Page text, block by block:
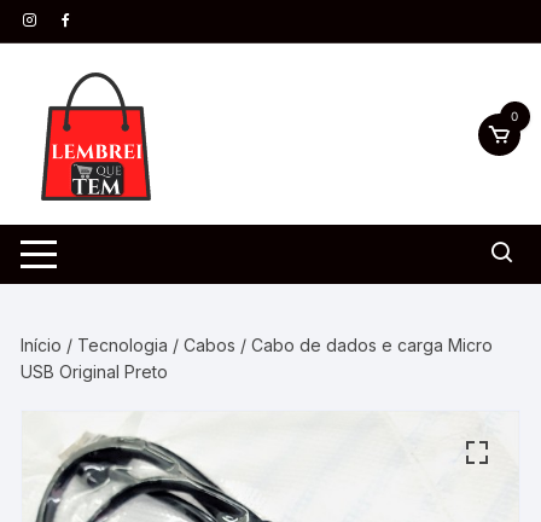
0
Início / Tecnologia /Cabos / Cabo de dados e carga Micro
USB Original Preto